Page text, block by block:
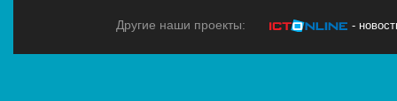
Другие наши проекты: -